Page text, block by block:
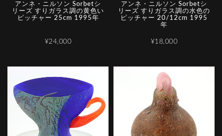
アンネ・ニルソン Sorbetシ
リーズ すりガラス調の黄色い
ピッチャー 25cm 1995年
¥24,000
アンネ・ニルソン Sorbetシ
リーズ すりガラス調の水色の
ピッチャー 20/12cm 1995
年
¥18,000